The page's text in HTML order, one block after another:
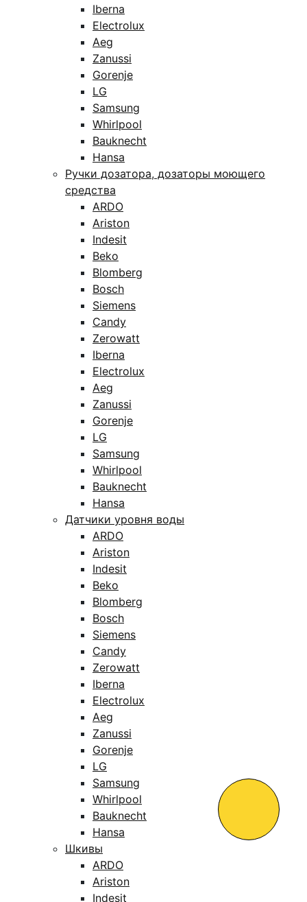
Iberna
Electrolux
Aeg
Zanussi
Gorenje
LG
Samsung
Whirlpool
Bauknecht
Hansa
Ручки дозатора, дозаторы моющего
средства
ARDO
Ariston
Indesit
Beko
Blomberg
Bosch
Siemens
Candy
Zerowatt
Iberna
Electrolux
Aeg
Zanussi
Gorenje
LG
Samsung
Whirlpool
Bauknecht
Hansa
Датчики уровня воды
ARDO
Ariston
Indesit
Beko
Blomberg
Bosch
Siemens
Candy
Zerowatt
Iberna
Electrolux
Aeg
Zanussi
Gorenje
LG
Samsung
Whirlpool
Bauknecht
Hansa
Шкивы
ARDO
Ariston
Indesit